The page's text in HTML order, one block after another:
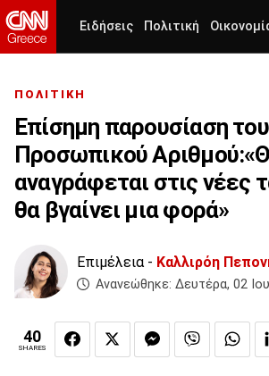
Ειδήσεις Πολιτική
ΠΟΛΙΤΙΚΗ
Επίσημη παρουσίαση του
Προσωπικού
αναγράφεται στις νέες
θα βγαίνει μια φορά»
Επιμέλεια - Καλλιρόη
Ανανεώθηκε: Δευτέρα, 02
40
SHARES